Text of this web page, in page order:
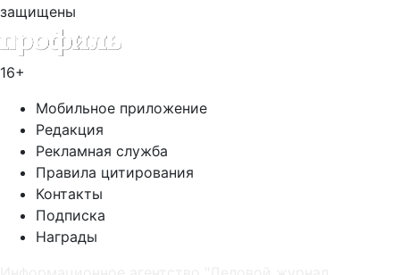
защищены
16+
Мобильное приложение
Редакция
Рекламная служба
Правила цитирования
Контакты
Подписка
Награды